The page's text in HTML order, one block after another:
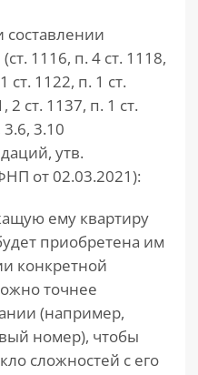
1116, п. 4 ст. 1118,
ст. 1122, п. 1 ст.
2 ст. 1137, п. 1 ст.
3.10
утв.
от 02.03.2021):
ему квартиру
приобретена им
конкретной
точнее
(например,
номер), чтобы
сложностей с его